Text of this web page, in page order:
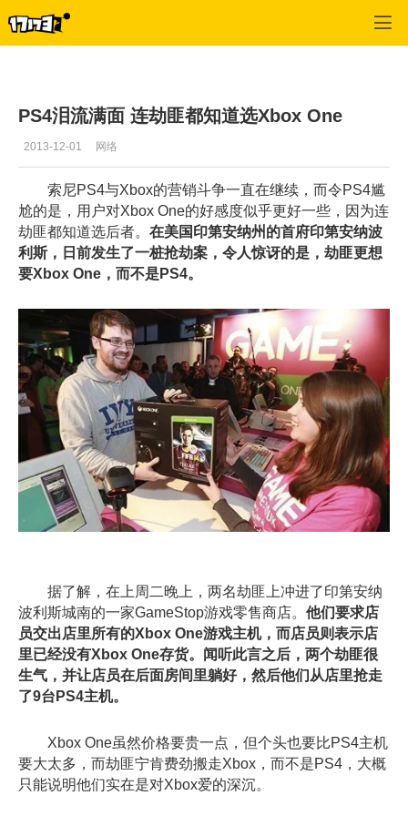
PS4泪流满面 连劫匪都知道选Xbox One
2013-12-01 网络
索尼PS4与Xbox的营销斗争一直在继续，而令PS4尴
尬的是，用户对Xbox One的好感度似乎更好一些，因为连
劫匪都知道选后者。 在美国印第安纳州的首府印第安纳波
利斯，日前发生了一桩抢劫案，令人惊讶的是，劫匪更想
要Xbox One，而不是PS4。
据了解，在上周二晚上，两名劫匪上冲进了印第安纳
波利斯城南的一家GameStop游戏零售商店。 他们要求店
员交出店里所有的Xbox One游戏主机，而店员则表示店
里已经没有Xbox One存货。闻听此言之后，两个劫匪很
生气，并让店员在后面房间里躺好，然后他们从店里抢走
了9台PS4主机。
Xbox One虽然价格要贵一点，但个头也要比PS4主机
要大太多，而劫匪宁肯费劲搬走Xbox，而不是PS4，大概
只能说明他们实在是对Xbox爱的深沉。